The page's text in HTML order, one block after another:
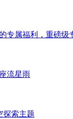
专属福利，重磅级
流星雨
探索主题